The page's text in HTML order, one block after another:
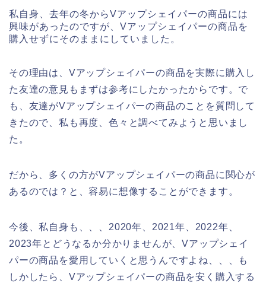
私自身、去年の冬からVアップシェイパーの商品には
興味があったのですが、Vアップシェイパーの商品を
購入せずにそのままにしていました。
その理由は、Vアップシェイパーの商品を実際に購入し
た友達の意見もまずは参考にしたかったからです。で
も、友達がVアップシェイパーの商品のことを質問して
きたので、私も再度、色々と調べてみようと思いまし
た。
だから、多くの方がVアップシェイパーの商品に関心が
あるのでは？と、容易に想像することができます。
今後、私自身も、、、2020年、2021年、2022年、
2023年とどうなるか分かりませんが、Vアップシェイ
パーの商品を愛用していくと思うんですよね、、、も
しかしたら、Vアップシェイパーの商品を安く購入する